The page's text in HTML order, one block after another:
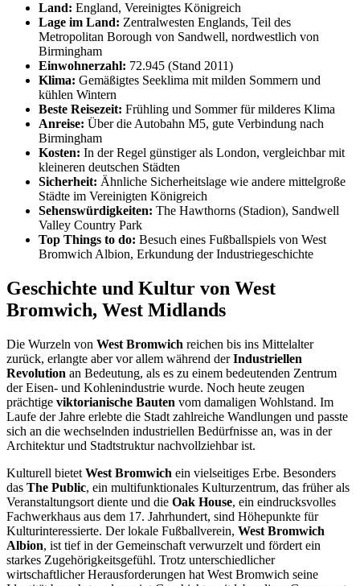
Land: England, Vereinigtes Königreich
Lage im Land: Zentralwesten Englands, Teil des
Metropolitan Borough von Sandwell, nordwestlich von
Birmingham
Einwohnerzahl: 72.945 (Stand 2011)
Klima: Gemäßigtes Seeklima mit milden Sommern und
kühlen Wintern
Beste Reisezeit: Frühling und Sommer für milderes Klima
Anreise: Über die Autobahn M5, gute Verbindung nach
Birmingham
Kosten: In der Regel günstiger als London, vergleichbar mit
kleineren deutschen Städten
Sicherheit: Ähnliche Sicherheitslage wie andere mittelgroße
Städte im Vereinigten Königreich
Sehenswürdigkeiten: The Hawthorns (Stadion), Sandwell
Valley Country Park
Top Things to do: Besuch eines Fußballspiels von West
Bromwich Albion, Erkundung der Industriegeschichte
Geschichte und Kultur von West
Bromwich, West Midlands
Die Wurzeln von West Bromwich reichen bis ins Mittelalter
zurück, erlangte aber vor allem während derIndustriellen
Revolution an Bedeutung, als es zu einem bedeutenden Zentrum
der Eisen- und Kohlenindustrie wurde. Noch heute zeugen
prächtige viktorianische Bauten vom damaligen Wohlstand. Im
Laufe der Jahre erlebte die Stadt zahlreiche Wandlungen und passte
sich an die wechselnden industriellen Bedürfnisse an, was in der
Architektur und Stadtstruktur nachvollziehbar ist.
Kulturell bietet West Bromwich ein vielseitiges Erbe. Besonders
das The Public, ein multifunktionales Kulturzentrum, das früher als
Veranstaltungsort diente und die Oak House, ein eindrucksvolles
Fachwerkhaus aus dem 17. Jahrhundert, sind Höhepunkte für
Kulturinteressierte. Der lokale Fußballverein, West Bromwich
Albion, ist tief in der Gemeinschaft verwurzelt und fördert ein
starkes Zugehörigkeitsgefühl. Trotz unterschiedlicher
wirtschaftlicher Herausforderungen hat West Bromwich seine